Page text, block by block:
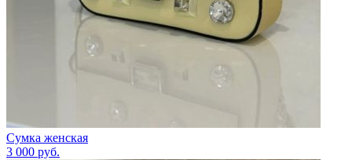
Сумка женская
3 000 руб.